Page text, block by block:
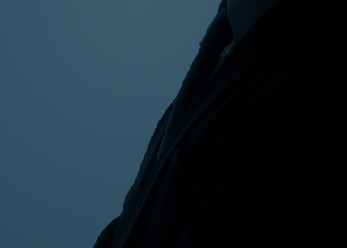
料金・費用
第35回法人破産コラム 法人破
産と個人破産の違い｜経営者